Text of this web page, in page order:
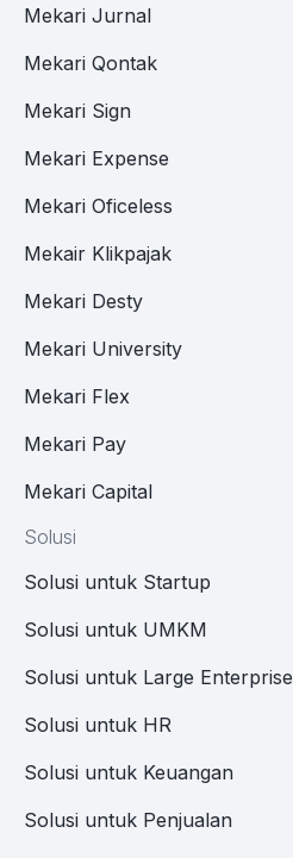
Mekari Jurnal
Mekari Qontak
Mekari Sign
Mekari Expense
Mekari Oficeless
Mekair Klikpajak
Mekari Desty
Mekari University
Mekari Flex
Mekari Pay
Mekari Capital
Solusi
Solusi untuk Startup
Solusi untuk UMKM
Solusi untuk Large Enterprise
Solusi untuk HR
Solusi untuk Keuangan
Solusi untuk Penjualan